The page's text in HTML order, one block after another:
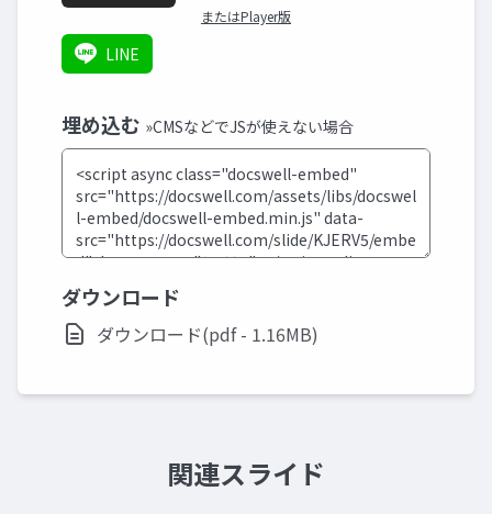
またはPlayer版
LINE
埋め込む »CMSなどでJSが使えない場合
ダウンロード
ダウンロード(pdf - 1.16MB)
関連スライド